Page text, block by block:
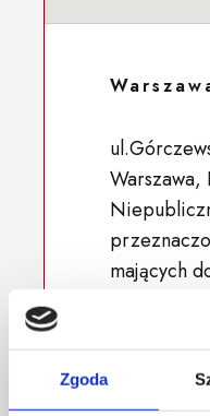
Zgoda
Warszawa,
mających